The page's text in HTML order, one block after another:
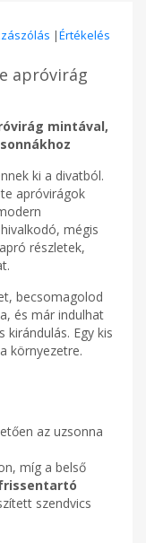
|Értékelés
apróvirág
mintával,
ki a divatból.
apróvirágok
mégis
részletek,
becsomagolod
és már indulhat
kirándulás. Egy kis
környezetre.
az uzsonna
míg a belső
szendvics